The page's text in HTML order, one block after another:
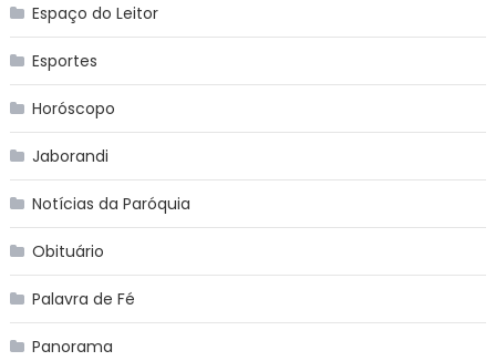
Espaço do Leitor
Esportes
Horóscopo
Jaborandi
Notícias da Paróquia
Obituário
Palavra de Fé
Panorama